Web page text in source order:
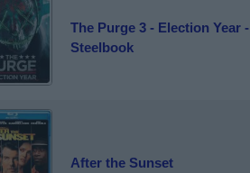
The Purge 3 - Election Year -
Steelbook
After the Sunset